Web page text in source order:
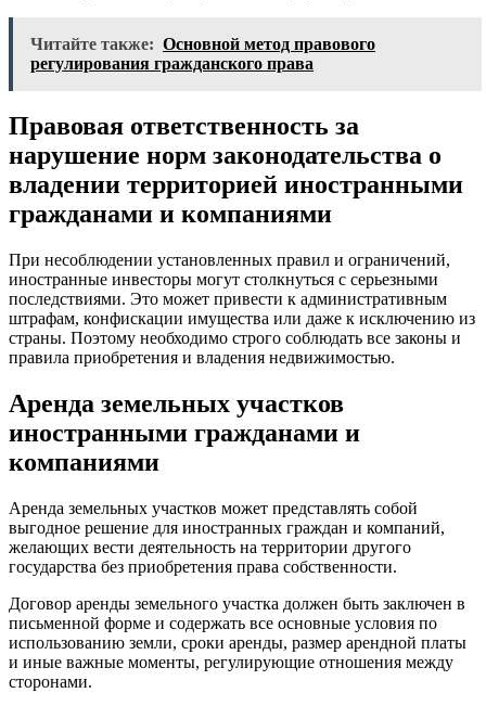
Читайте также: Основной метод правового
регулирования гражданского права
Правовая ответственность за
нарушение норм законодательства о
владении территорией иностранными
гражданами и компаниями
При несоблюдении установленных правил и ограничений,
иностранные инвесторы могут столкнуться с серьезными
последствиями. Это может привести к административным
штрафам, конфискации имущества или даже к исключению из
страны. Поэтому необходимо строго соблюдать все законы и
правила приобретения и владения недвижимостью.
Аренда земельных участков
иностранными гражданами и
компаниями
Аренда земельных участков может представлять собой
выгодное решение для иностранных граждан и компаний,
желающих вести деятельность на территории другого
государства без приобретения права собственности.
Договор аренды земельного участка должен быть заключен в
письменной форме и содержать все основные условия по
использованию земли, сроки аренды, размер арендной платы
и иные важные моменты, регулирующие отношения между
сторонами.